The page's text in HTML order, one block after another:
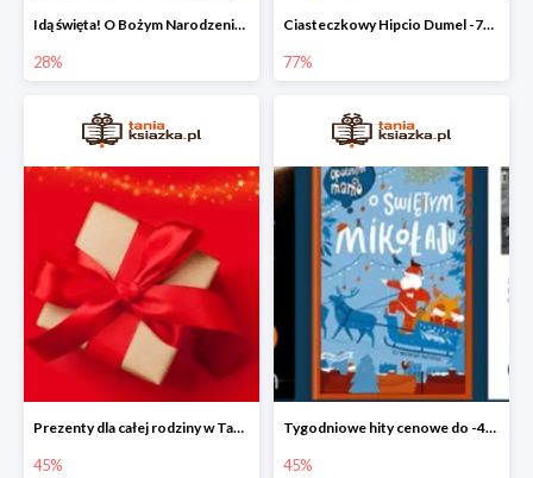
Idą święta! O Bożym Narodzeniu, Mikołaju i tradycjach świątecznych na świecie
28%
Ciasteczkowy Hipcio Dumel -77%
77%
Prezenty dla całej rodziny w Taniej Książce do -45%
45%
Tygodniowe hity cenowe do -45%
45%